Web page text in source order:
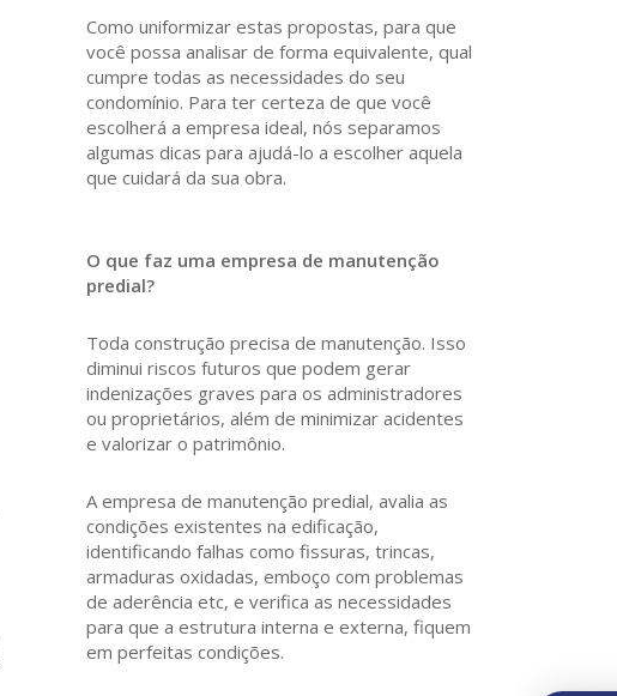
Como uniformizar estas propostas, para que
você possa analisar de forma equivalente, qual
cumpre todas as necessidades do seu
condomínio. Para ter certeza de que você
escolherá a empresa ideal, nós separamos
algumas dicas para ajudá-lo a escolher aquela
que cuidará da sua obra.
O que faz uma empresa de manutenção
predial?
Toda construção precisa de manutenção. Isso
diminui riscos futuros que podem gerar
indenizações graves para os administradores
ou proprietários, além de minimizar acidentes
e valorizar o patrimônio.
A empresa de manutenção predial, avalia as
condições existentes na edificação,
identificando falhas como fissuras, trincas,
armaduras oxidadas, emboço com problemas
de aderência etc, e verifica as necessidades
para que a estrutura interna e externa, fiquem
em perfeitas condições.